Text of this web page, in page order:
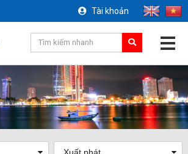
Tài khoản